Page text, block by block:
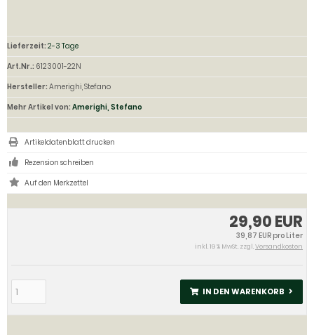
29,90 EUR
39,87 EUR pro Liter
inkl. 19 % MwSt. zzgl.Versandkosten
IN DEN WARENKORB
Lieferzeit: 2-3 Tage
Art.Nr.: 6123001-22N
Hersteller: Amerighi, Stefano
Mehr Artikel von: Amerighi, Stefano
Artikeldatenblatt drucken
Rezension schreiben